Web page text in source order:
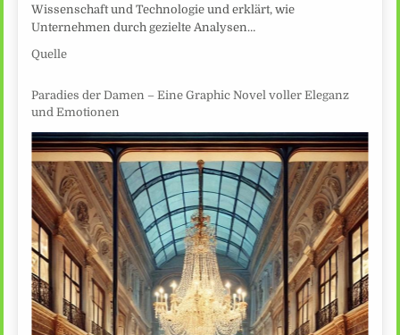
Wissenschaft und Technologie und erklärt, wie
Unternehmen durch gezielte Analysen…
Quelle
Paradies der Damen – Eine Graphic Novel voller Eleganz
und Emotionen